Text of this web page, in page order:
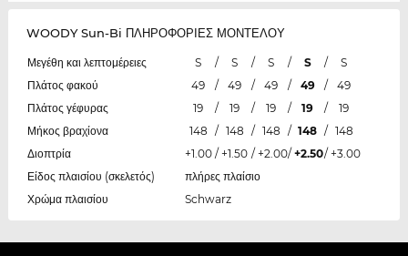
WOODY Sun-Bi ΠΛΗΡΟΦΟΡΙΕΣ ΜΟΝΤΕΛΟΥ
Μεγέθη και λεπτομέρειες S / S / S / S /
S
Πλάτος φακού
49 / 49 / 49 / 49 /
49
Πλάτος γέφυρας
19 / 19 / 19 / 19 /
19
Μήκος βραχίονα
148 / 148 / 148 / 148 / 148
Διοπτρία
+1.00 / +1.50 / +2.00/ +2.50/ +3.00
Είδος πλαισίου (σκελετός)
πλήρες πλαίσιο
Χρώμα πλαισίου
Schwarz